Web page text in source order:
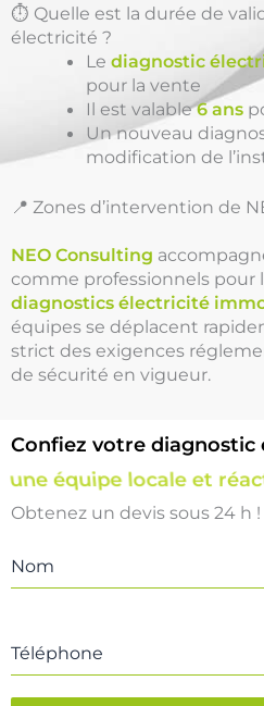
⏱️ Quelle est la durée de
électricité ?
Lediagnostic
pour la vente
Il est valable6 ans
Un nouveau
modification de
📍 Zones d’intervention de
NEO Consulting
comme professionnels pour
diagnostics électricité
équipes se déplacent
strict des exigences
de sécurité en vigueur.
Confiez votre diagnostic
une équipe locale et
Obtenez un devis sous 24 h !
Nom
Téléphone